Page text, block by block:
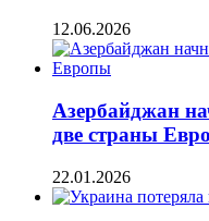
12.06.2026
Азербайджан
две страны
22.01.2026